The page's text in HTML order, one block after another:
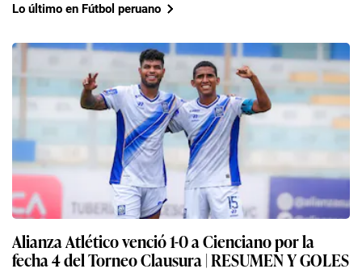
Lo último en Fútbol peruano
Alianza Atlético venció 1-0 a Cienciano por la
fecha 4 del Torneo Clausura | RESUMEN Y GOLES